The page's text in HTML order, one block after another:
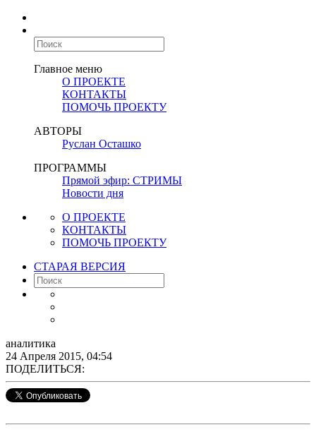
Главное меню
О ПРОЕКТЕ
КОНТАКТЫ
ПОМОЧЬ ПРОЕКТУ
АВТОРЫ
Руслан Осташко
ПРОГРАММЫ
Прямой эфир: СТРИМЫ
Новости дня
О ПРОЕКТЕ
КОНТАКТЫ
ПОМОЧЬ ПРОЕКТУ
СТАРАЯ ВЕРСИЯ
аналитика
24 Апреля 2015, 04:54
ПОДЕЛИТЬСЯ: